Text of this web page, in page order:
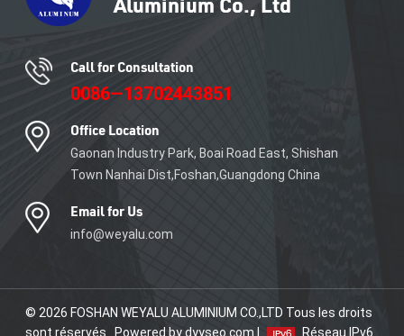
uniques de votre projet.
Call for Consultation
0086—13702443851
Office Location
Gaonan Industry Park, Boai Road East, Shishan
Town Nanhai Dist,Foshan,Guangdong China
Email for Us
info@weyalu.com
© 2026 FOSHAN WEYALU ALUMINIUM CO.,LTD Tous les droits
sont réservés . Powered by dyyseo.com |
Réseau IPv6